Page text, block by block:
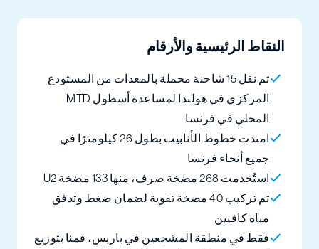
النقاط الرئيسية والأرقام
تم نقل 15 شاحنة محملة بالمعدات من المستودع
المركزي في هولندا لمساعدة أسطول MTD
المحلي في فرنسا
امتدت خطوط الأنابيب بطول 26 كيلومترًا في
جميع أنحاء فرنسا
استُخدمت 268 مضخة صرف، منها 133 مضخة U2
تم تركيب 40 مضخة تقوية لضمان ضغط وتدفق
مياه كافيين
فقط في منطقة المشجعين في باريس، قمنا بتوزيع